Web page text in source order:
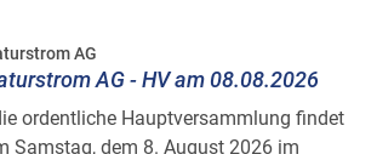
AG
AG - HV am 08.08.2026
ordentliche Hauptversammlung findet
Samstag, dem 8. August 2026 im